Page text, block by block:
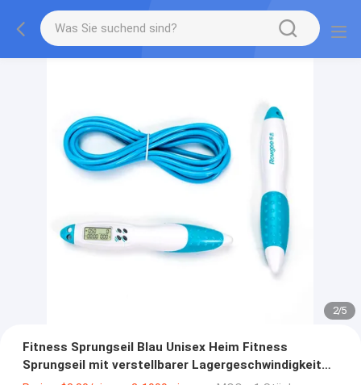
2/5
Fitness Sprungseil Blau Unisex Heim Fitness
Sprungseil mit verstellbarer Lagergeschwindigkeit